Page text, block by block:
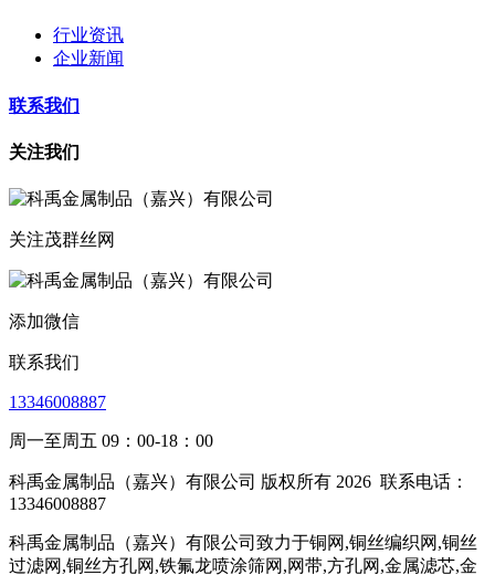
行业资讯
企业新闻
联系我们
关注我们
关注茂群丝网
添加微信
联系我们
13346008887
周一至周五 09：00-18：00
科禹金属制品（嘉兴）有限公司 版权所有 2026 联系电话：
13346008887
科禹金属制品（嘉兴）有限公司致力于铜网,铜丝编织网,铜丝
过滤网,铜丝方孔网,铁氟龙喷涂筛网,网带,方孔网,金属滤芯,金